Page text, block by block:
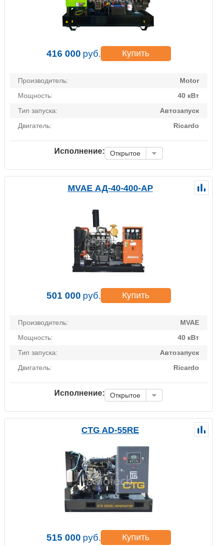
416 000 руб. Купить
Производитель:
Motor
Мощность:
40 кВт
Тип запуска:
Автозапуск
Двигатель:
Ricardo
Исполнение: Открытое
MVAE АД-40-400-АР
501 000 руб. Купить
Производитель:
MVAE
Мощность:
40 кВт
Тип запуска:
Автозапуск
Двигатель:
Ricardo
Исполнение: Открытое
CTG AD-55RE
515 000 руб. Купить